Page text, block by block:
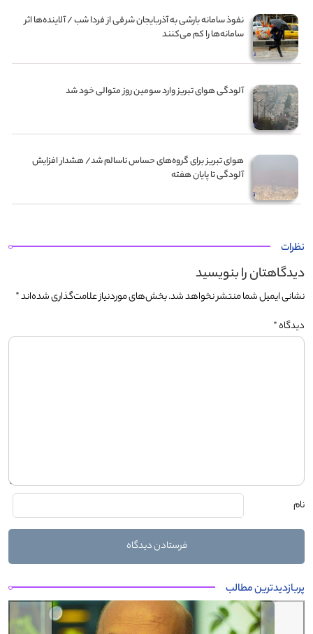
نفوذ سامانه بارشی به آذربایجان شرقی از فردا شب / آلاینده‌ها اثر
سامانه‌ها را کم می‌کنند
آلودگی هوای تبریز وارد سومین روز متوالی خود شد
هوای تبریز برای گروه‌های حساس ناسالم شد/ هشدار افزایش
آلودگی تا پایان هفته
نظرات
دیدگاهتان را بنویسید
نشانی ایمیل شما منتشر نخواهد شد.بخش‌های موردنیاز علامت‌گذاری شده‌اند*
دیدگاه*
نام
پربازدیدترین مطالب